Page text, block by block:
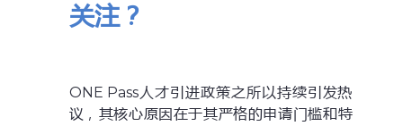
关注？
ONE Pass人才引进政策之所以持续引发热
议，其核心原因在于其严格的申请门槛和特